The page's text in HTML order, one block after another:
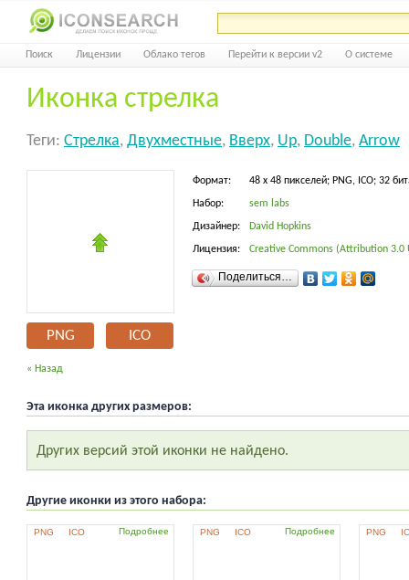
Поиск Лицензии Облако тегов Перейти к версии v2 О системе
Иконка стрелка
Теги: Стрелка, Двухместные, Вверх, Up, Double, Arrow
PNG ICO
Формат: 48 x 48 пикселей; PNG, ICO; 32
Набор: sem labs
Дизайнер: David Hopkins
Лицензия: Creative Commons (Attribution 3.0
Поделиться…
« Назад
Эта иконка других размеров:
Других версий этой иконки не найдено.
Другие иконки из этого набора:
PNG ICO Подробнее PNG ICO Подробнее PNG